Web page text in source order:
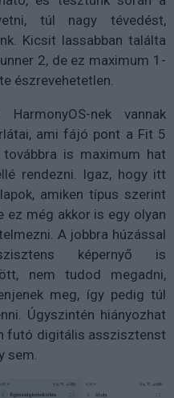
túl nagy tévedést,
Kicsit lassabban találta
2, de ez maximum 1-
észrevehetetlen.
nek vannak
ami fájó pont a Fit 5
is maximum hat
rendezni. Igaz, hogy itt
amiken típus szerint
ez még akkor is egy olyan
A jobbra húzással
képernyő is
nem tudod megadni,
meg, így pedig túl
Úgyszintén hiányozhat
futó digitális asszisztenst
sem.